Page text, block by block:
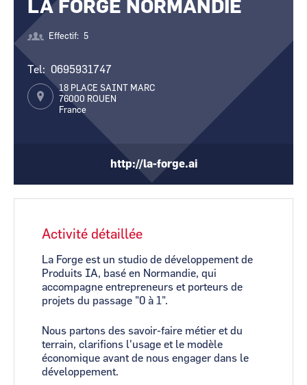
CCI Business
Pays de la Loire
CCI Business
LA FORGE NORMANDIE
Effectif 5
Tel 0695931747
18 PLACE SAINT MARC
76000 ROUEN
France
http://la-forge.ai
Activité détaillée
La Forge est un studio de développement de
Produits IA, basé en Normandie, qui
accompagne entrepreneurs et porteurs de
projets du passage "0 à 1".
Nous partons des savoir-faire métier et du
terrain, clarifions l'usage et le modèle
économique avant de nous engager dans le
développement.